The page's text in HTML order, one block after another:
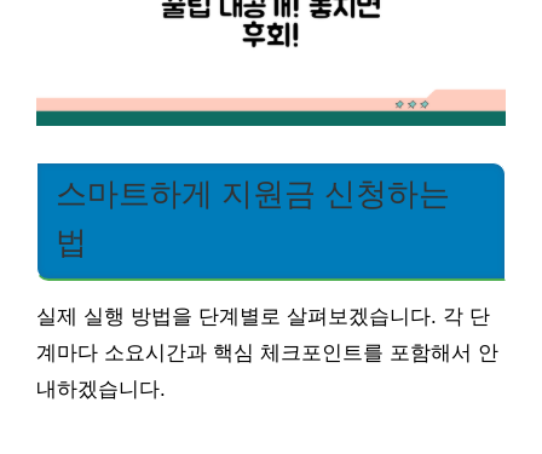
스마트하게 지원금 신청하는
법
실제 실행 방법을 단계별로 살펴보겠습니다. 각 단
계마다 소요시간과 핵심 체크포인트를 포함해서 안
내하겠습니다.